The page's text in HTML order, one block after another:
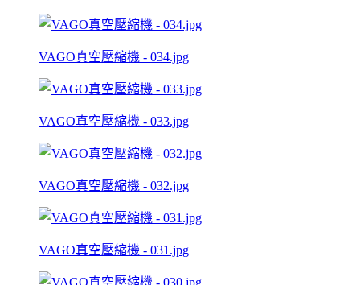
VAGO真空壓縮機 - 034.jpg
VAGO真空壓縮機 - 033.jpg
VAGO真空壓縮機 - 032.jpg
VAGO真空壓縮機 - 031.jpg